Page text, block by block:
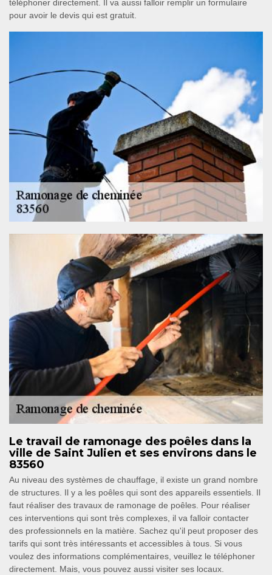
téléphoner directement. Il va aussi falloir remplir un formulaire
pour avoir le devis qui est gratuit.
Le travail de ramonage des poêles dans la
ville de Saint Julien et ses environs dans le
83560
Au niveau des systèmes de chauffage, il existe un grand nombre
de structures. Il y a les poêles qui sont des appareils essentiels. Il
faut réaliser des travaux de ramonage de poêles. Pour réaliser
ces interventions qui sont très complexes, il va falloir contacter
des professionnels en la matière. Sachez qu'il peut proposer des
tarifs qui sont très intéressants et accessibles à tous. Si vous
voulez des informations complémentaires, veuillez le téléphoner
directement. Mais, vous pouvez aussi visiter ses locaux.